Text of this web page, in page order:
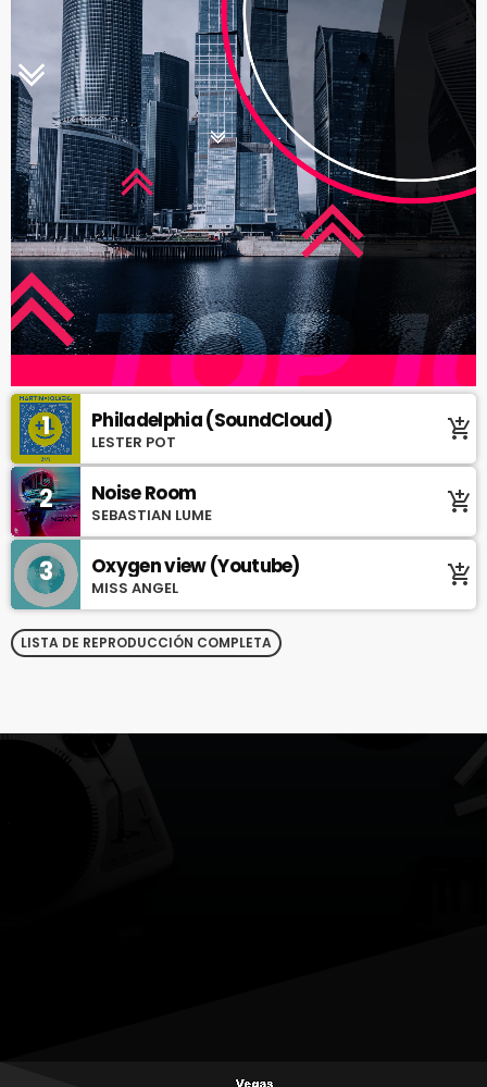
1 Philadelphia (SoundCloud)
LESTER POT add_shopping_cart
2 Noise Room
SEBASTIAN LUME add_shopping_cart
3 Oxygen view (Youtube)
MISS ANGEL add_shopping_cart
LISTA DE REPRODUCCIÓN COMPLETA